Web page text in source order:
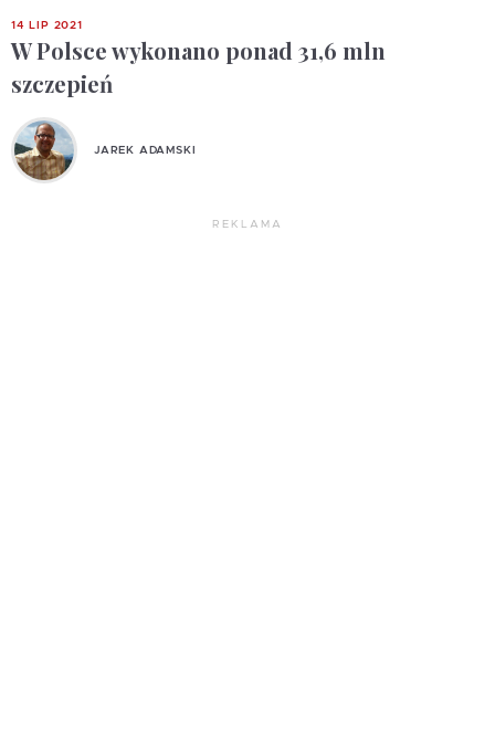
14 LIP 2021
W Polsce wykonano ponad 31,6 mln
szczepień
JAREK ADAMSKI
REKLAMA